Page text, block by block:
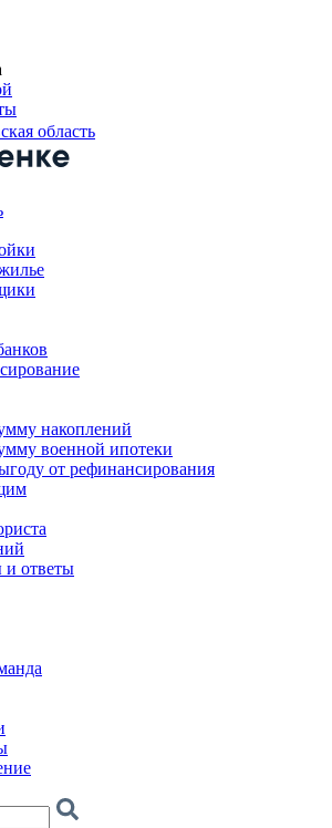
область
накоплений
военной ипотеки
от рефинансирования
ответы